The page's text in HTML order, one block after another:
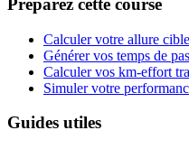
Préparez cette course
Calculer votre allure cible
Générer vos temps de
Calculer vos km-effort
Simuler votre
Guides utiles